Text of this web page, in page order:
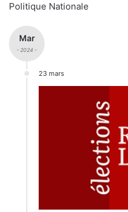
Politique Nationale
Mar
- 2024 -
23 mars